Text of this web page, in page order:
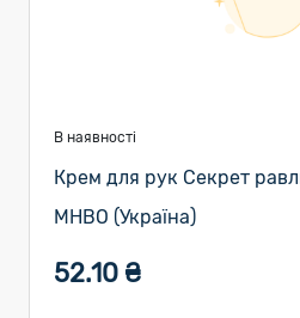
В наявності
Крем для рук Секрет
МНВО (Україна)
52.10 ₴